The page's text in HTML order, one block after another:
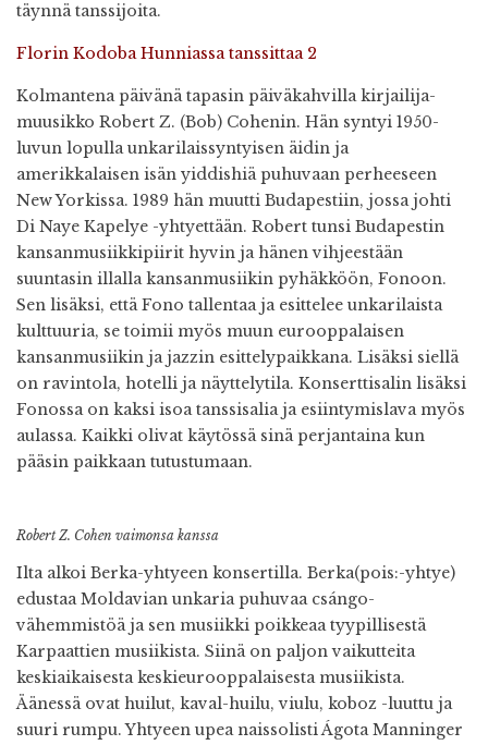
täynnä tanssijoita.
Florin Kodoba Hunniassa tanssittaa 2
Kolmantena päivänä tapasin päiväkahvilla kirjailija-
muusikko Robert Z. (Bob) Cohenin. Hän syntyi 1950-
luvun lopulla unkarilaissyntyisen äidin ja
amerikkalaisen isän yiddishiä puhuvaan perheeseen
New Yorkissa. 1989 hän muutti Budapestiin, jossa johti
Di Naye Kapelye -yhtyettään. Robert tunsi Budapestin
kansanmusiikkipiirit hyvin ja hänen vihjeestään
suuntasin illalla kansanmusiikin pyhäkköön, Fonoon.
Sen lisäksi, että Fono tallentaa ja esittelee unkarilaista
kulttuuria, se toimii myös muun eurooppalaisen
kansanmusiikin ja jazzin esittelypaikkana. Lisäksi siellä
on ravintola, hotelli ja näyttelytila. Konserttisalin lisäksi
Fonossa on kaksi isoa tanssisalia ja esiintymislava myös
aulassa. Kaikki olivat käytössä sinä perjantaina kun
pääsin paikkaan tutustumaan.
Robert Z. Cohen vaimonsa kanssa
Ilta alkoi Berka-yhtyeen konsertilla. Berka(pois:-yhtye)
edustaa Moldavian unkaria puhuvaa csángo-
vähemmistöä ja sen musiikki poikkeaa tyypillisestä
Karpaattien musiikista. Siinä on paljon vaikutteita
keskiaikaisesta keskieurooppalaisesta musiikista.
Äänessä ovat huilut, kaval-huilu, viulu, koboz -luuttu ja
suuri rumpu. Yhtyeen upea naissolisti Ágota Manninger